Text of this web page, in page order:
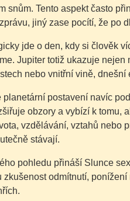
snům. Tento aspekt často
jiný zase pocítí, že po
jde o den, kdy si člověk
Jupiter totiž ukazuje
nebo vnitřní vině,
planetární postavení navíc
obzory a vybízí k tomu,
vzdělávání, vztahů nebo
stávají.
pohledu přináší Slunce
zkušenost odmítnutí,